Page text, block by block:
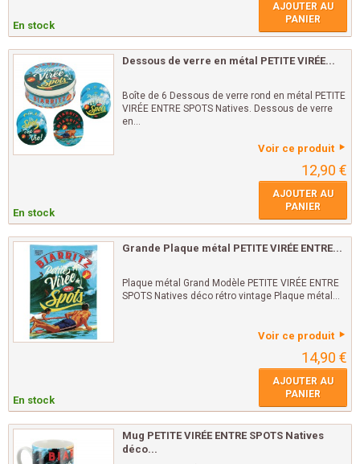
En stock
AJOUTER AU
PANIER
Dessous de verre en métal PETITE VIRÉE...
Boîte de 6 Dessous de verre rond en métal PETITE
VIRÉE ENTRE SPOTS Natives. Dessous de verre
en...
Voir ce produit
12,90 €
En stock
AJOUTER AU
PANIER
Grande Plaque métal PETITE VIRÉE ENTRE...
Plaque métal Grand Modèle PETITE VIRÉE ENTRE
SPOTS Natives déco rétro vintage Plaque métal...
Voir ce produit
14,90 €
En stock
AJOUTER AU
PANIER
Mug PETITE VIRÉE ENTRE SPOTS Natives
déco...